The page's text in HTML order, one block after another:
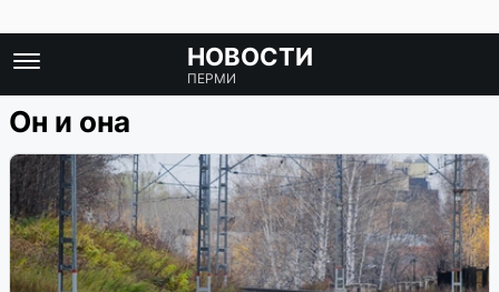
НОВОСТИ
ПЕРМИ
Он и она